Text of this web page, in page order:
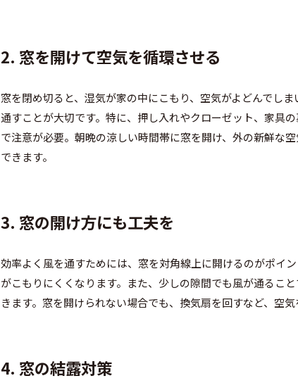
2. 窓を開けて空気を循環させる
窓を閉め切ると、湿気が家の中にこもり、空気がよどんでし
通すことが大切です。特に、押し入れやクローゼット、家具
で注意が必要。朝晩の涼しい時間帯に窓を開け、外の新鮮な
できます。
3. 窓の開け方にも工夫を
効率よく風を通すためには、窓を対角線上に開けるのがポイ
がこもりにくくなります。また、少しの隙間でも風が通るこ
きます。窓を開けられない場合でも、換気扇を回すなど、空
4. 窓の結露対策